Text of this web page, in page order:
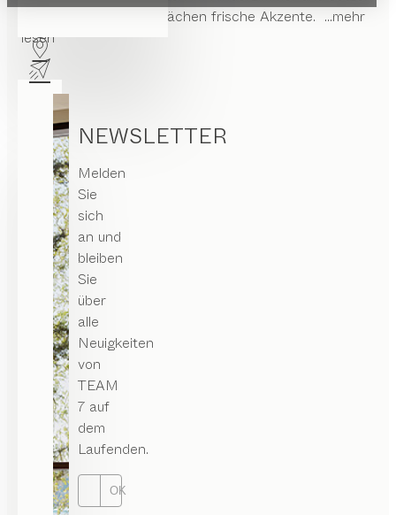
NEWSLETTER
Melden
Sie
sich
an und
bleiben
Sie
über
alle
Neuigkeiten
von
TEAM
7 auf
dem
Laufenden.
OK
als praktische Ablageflächen frische Akzente. ...mehr
lesen